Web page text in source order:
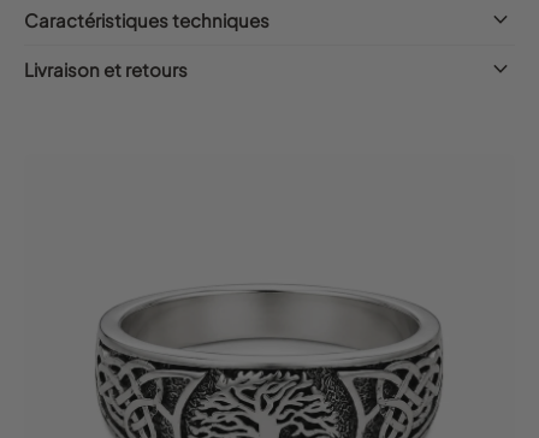
Caractéristiques techniques keyboard_arrow_down
Livraison et retours keyboard_arrow_down